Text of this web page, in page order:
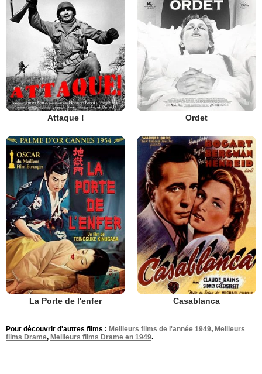
Attaque ! Ordet
La Porte de l'enfer Casablanca
Pour découvrir d'autres films : Meilleurs films de l'année 1949, Meilleurs
films Drame, Meilleurs films Drame en 1949.